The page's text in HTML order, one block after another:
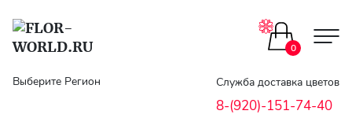
Главная
Гарантии
Выберите Регион Служба доставка цветов
8-(920)-151-74-40
0
Цветы поштучно
Букеты до 2500